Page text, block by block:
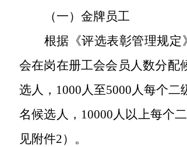
（一）金牌员工
根据《评选表彰管理规
会在岗在册工会会员人数分配
选人，1000人至5000人每个
名候选人，10000人以上每个
见附件2）。